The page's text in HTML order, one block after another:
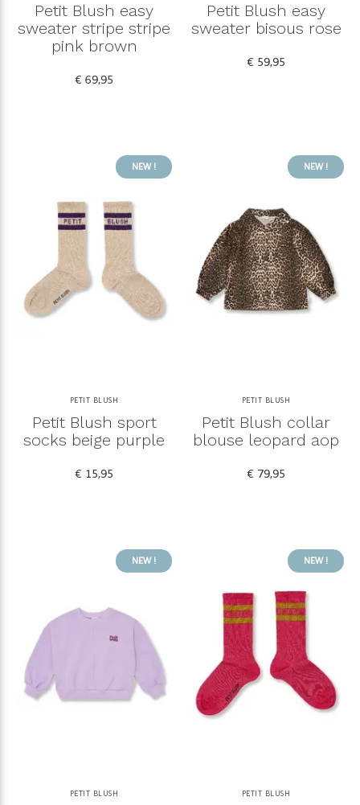
Petit Blush easy
sweater stripe stripe
pink brown
€ 69,95
Petit Blush easy
sweater bisous rose
€ 59,95
NEW !
PETIT BLUSH
Petit Blush sport
socks beige purple
€ 15,95
NEW !
PETIT BLUSH
Petit Blush collar
blouse leopard aop
€ 79,95
NEW !
PETIT BLUSH
NEW !
PETIT BLUSH